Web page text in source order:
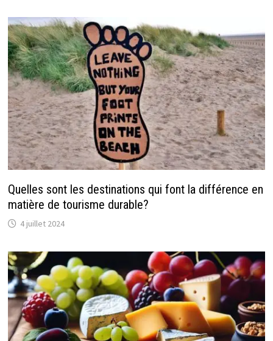
Quelles sont les destinations qui font la différence en
matière de tourisme durable?
4 juillet 2024